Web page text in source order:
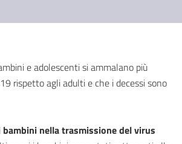
e adolescenti si ammalano più
rispetto agli adulti e che i decessi sono
nella trasmissione del virus